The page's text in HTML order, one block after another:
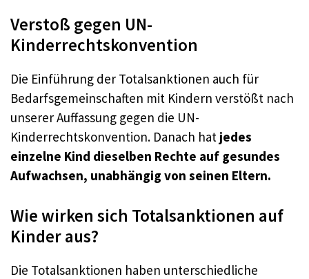
Verstoß gegen UN-
Kinderrechtskonvention
Die Einführung der Totalsanktionen auch für
Bedarfsgemeinschaften mit Kindern verstößt nach
unserer Auffassung gegen die UN-
Kinderrechtskonvention. Danach hat jedes
einzelne Kind dieselben Rechte auf gesundes
Aufwachsen, unabhängig von seinen Eltern.
Wie wirken sich Totalsanktionen auf
Kinder aus?
Die Totalsanktionen haben unterschiedliche